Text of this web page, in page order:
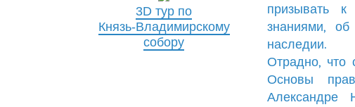
3D тур по
Князь-Владимирскому
собору
призывать к
знаниями,
наследии.
Отрадно, что
Основы
Александре